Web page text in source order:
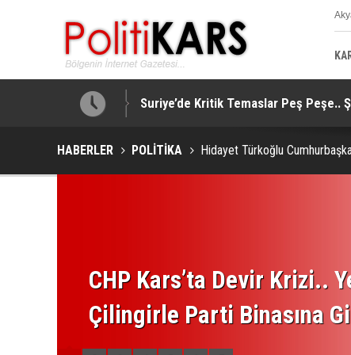
Suriye’de Kritik Temaslar Peş Peşe..
“Milli Dayanışma” Teklifine Destek
HABERLER POLİTİKA Hidayet Türkoğlu
CHP Kars’ta Devir Krizi..
Çilingirle Parti Binasına